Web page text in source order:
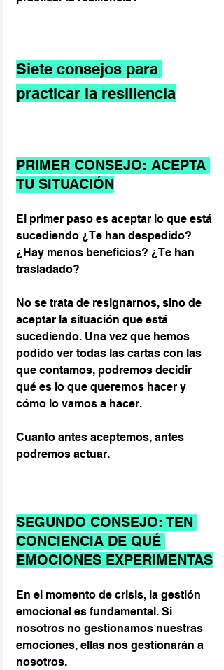
Siete consejos para
practicar la resiliencia
PRIMER CONSEJO: ACEPTA
TU SITUACIÓN
El primer paso es aceptar lo que está
sucediendo ¿Te han despedido?
¿Hay menos beneficios? ¿Te han
trasladado?
No se trata de resignarnos, sino de
aceptar la situación que está
sucediendo. Una vez que hemos
podido ver todas las cartas con las
que contamos, podremos decidir
qué es lo que queremos hacer y
cómo lo vamos a hacer.
Cuanto antes aceptemos, antes
podremos actuar.
SEGUNDO CONSEJO: TEN
CONCIENCIA DE QUÉ
EMOCIONES EXPERIMENTAS
En el momento de crisis, la gestión
emocional es fundamental. Si
nosotros no gestionamos nuestras
emociones, ellas nos gestionarán a
nosotros.